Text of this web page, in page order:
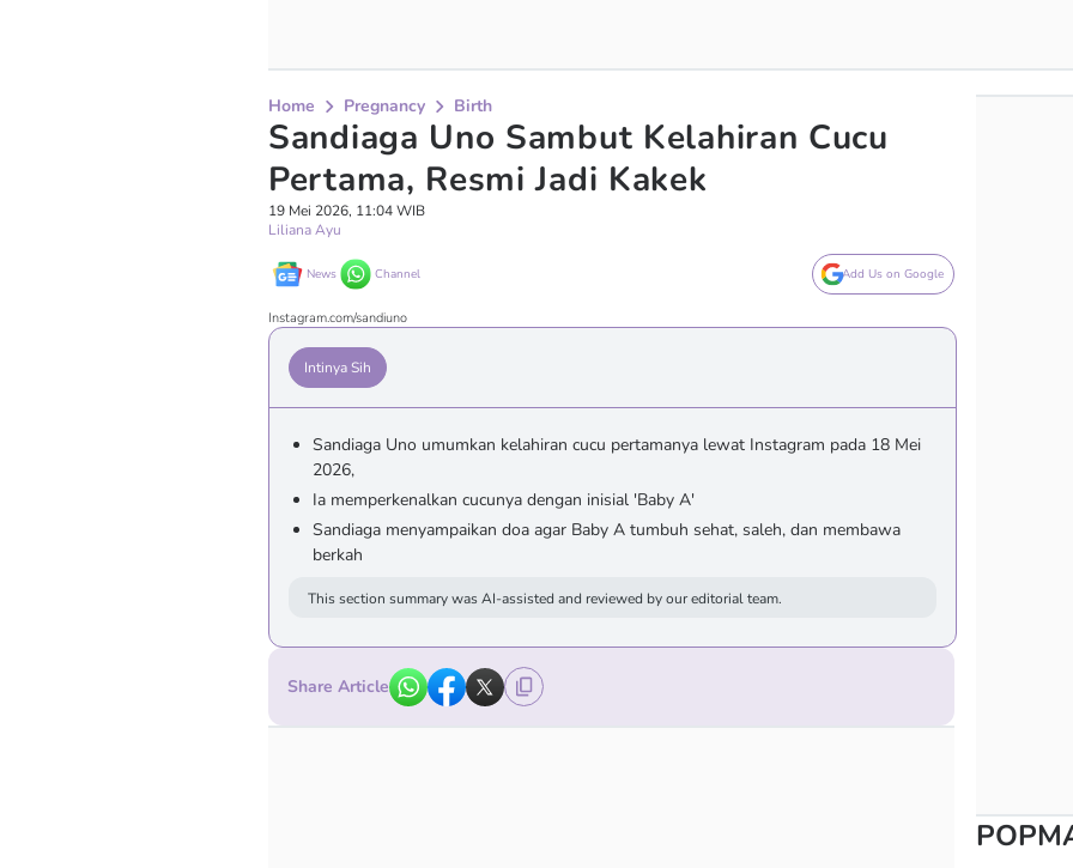
Home Pregnancy Birth
Sandiaga Uno Sambut Kelahiran Cucu
Pertama, Resmi Jadi Kakek
19 Mei 2026, 11:04 WIB
Liliana Ayu
News Channel Add Us on Google
Instagram.com/sandiuno
Intinya Sih
Sandiaga Uno umumkan kelahiran cucu pertamanya lewat Instagram pada 18 Mei
2026,
Ia memperkenalkan cucunya dengan inisial 'Baby A'
Sandiaga menyampaikan doa agar Baby A tumbuh sehat, saleh, dan membawa
berkah
This section summary was AI-assisted and reviewed by our editorial team.
Share Article